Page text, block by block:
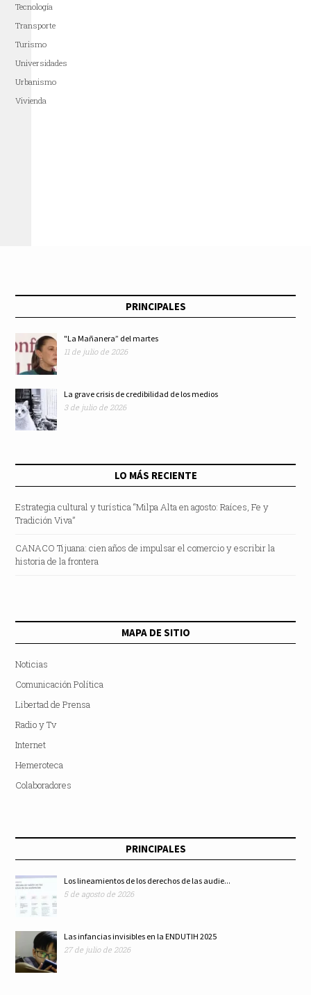
Tecnología
Transporte
Turismo
Universidades
Urbanismo
Vivienda
PRINCIPALES
"La Mañanera” del martes
11 de julio de 2026
La grave crisis de credibilidad de los medios
3 de julio de 2026
LO MÁS RECIENTE
Estrategia cultural y turística “Milpa Alta en agosto: Raíces, Fe y
Tradición Viva”
CANACO Tijuana: cien años de impulsar el comercio y escribir la
historia de la frontera
MAPA DE SITIO
Noticias
Comunicación Política
Libertad de Prensa
Radio y Tv
Internet
Hemeroteca
Colaboradores
PRINCIPALES
Los lineamientos de los derechos de las audie...
5 de agosto de 2026
Las infancias invisibles en la ENDUTIH 2025
27 de julio de 2026